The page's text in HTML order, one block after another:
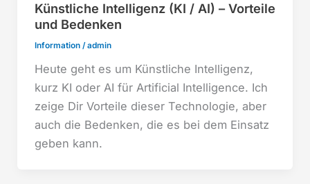
Künstliche Intelligenz (KI / AI) – Vorteile
und Bedenken
Information/admin
Heute geht es um Künstliche Intelligenz,
kurz KI oder AI für Artificial Intelligence. Ich
zeige Dir Vorteile dieser Technologie, aber
auch die Bedenken, die es bei dem Einsatz
geben kann.